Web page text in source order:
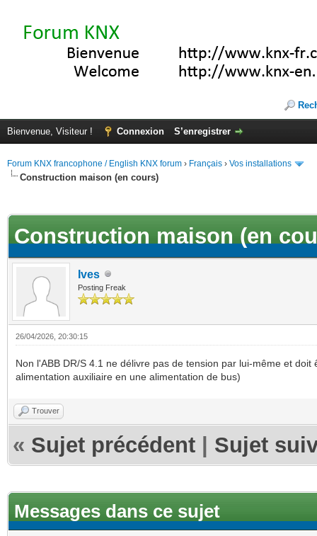
Bienvenue, Visiteur ! Connexion S’enregistrer
Forum KNX francophone / English KNX forum › Français › Vos installations
Construction maison (en cours)
Construction maison (en
Ives
Posting Freak
26/04/2026, 20:30:15
Non l'ABB DR/S 4.1 ne délivre pas de tension par lui-même et
alimentation auxiliaire en une alimentation de bus)
Trouver
« Sujet précédent Sujet
Messages dans ce sujet